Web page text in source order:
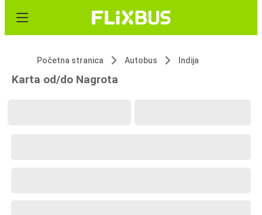
Početna stranica Autobus Indija
Karta od/do Nagrota